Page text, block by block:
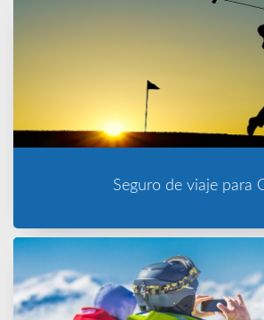
Seguro de viaje para